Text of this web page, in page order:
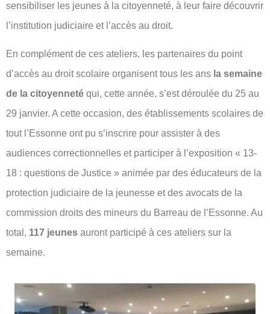
sensibiliser les jeunes à la citoyenneté, à leur faire découvrir
l’institution judiciaire et l’accès au droit.
En complément de ces ateliers, les partenaires du point
d’accès au droit scolaire organisent tous les ans la semaine
de la citoyenneté qui, cette année, s’est déroulée du 25 au
29 janvier. A cette occasion, des établissements scolaires de
tout l’Essonne ont pu s’inscrire pour assister à des
audiences correctionnelles et participer à l’exposition « 13-
18 : questions de Justice » animée par des éducateurs de la
protection judiciaire de la jeunesse et des avocats de la
commission droits des mineurs du Barreau de l’Essonne. Au
total, 117 jeunes auront participé à ces ateliers sur la
semaine.